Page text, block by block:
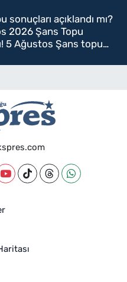
sonuçları açıklandı mı?
2026 Şans Topu
5 Ağustos Şans topu